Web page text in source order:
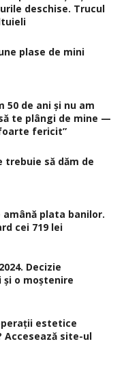
deschise. Trucul
plase de mini
50 de ani și nu am
te plângi de mine —
fericit”
trebuie să dăm de
amână plata banilor.
cei 719 lei
Decizie
o moştenire
estetice
Accesează site-ul